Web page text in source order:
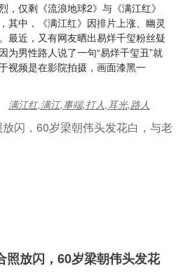
，仅剩《流浪地球2》与《满江红》
其中，《满江红》因排片上涨、幽灵
最近，又有网友晒出易烊千玺粉丝疑
为男性路人说了一句“易烊千玺丑”就
视频是在影院拍摄，画面漆黑一
满江红,满江,事端,打人,耳光,路人
照放闪，60岁梁朝伟头发花